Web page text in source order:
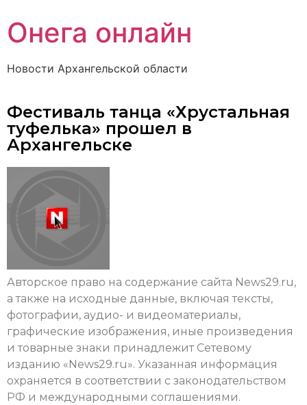
Онега онлайн
Новости Архангельской области
Фестиваль танца «Хрустальная
туфелька» прошел в
Архангельске
Авторское право на содержание сайта News29.ru,
а также на исходные данные, включая тексты,
фотографии, аудио- и видеоматериалы,
графические изображения, иные произведения
и товарные знаки принадлежит Сетевому
изданию «News29.ru». Указанная информация
охраняется в соответствии с законодательством
РФ и международными соглашениями.